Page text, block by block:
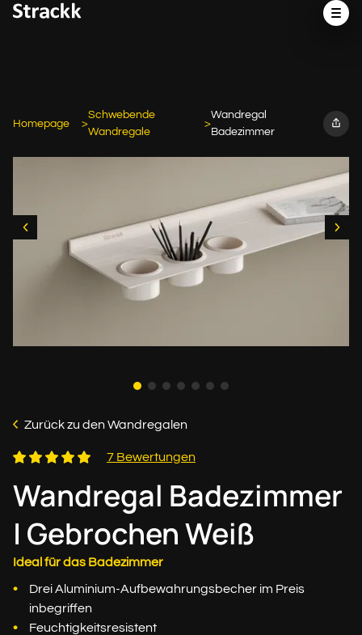
Homepage
Schwebende
Wandregale
Wandregal
Badezimmer
Zurück zu den Wandregalen
7 Bewertungen
Wandregal Badezimmer
| Gebrochen Weiß
Ideal für das Badezimmer
Drei Aluminium-Aufbewahrungsbecher im Preis
inbegriffen
Feuchtigkeitsresistent